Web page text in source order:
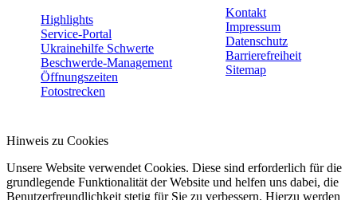
Highlights
Service-Portal
Ukrainehilfe Schwerte
Beschwerde-Management
Öffnungszeiten
Fotostrecken
Kontakt
Impressum
Datenschutz
Barrierefreiheit
Sitemap
Hinweis zu Cookies
Unsere Website verwendet Cookies. Diese sind erforderlich für die
grundlegende Funktionalität der Website und helfen uns dabei, die
Benutzerfreundlichkeit stetig für Sie zu verbessern. Hierzu werden